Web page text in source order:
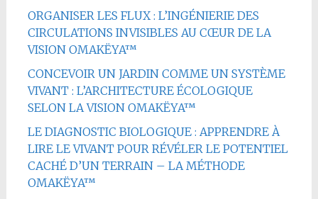
ORGANISER LES FLUX : L’INGÉNIERIE DES
CIRCULATIONS INVISIBLES AU CŒUR DE LA
VISION OMAKËYA™
CONCEVOIR UN JARDIN COMME UN SYSTÈME
VIVANT : L’ARCHITECTURE ÉCOLOGIQUE
SELON LA VISION OMAKËYA™
LE DIAGNOSTIC BIOLOGIQUE : APPRENDRE À
LIRE LE VIVANT POUR RÉVÉLER LE POTENTIEL
CACHÉ D’UN TERRAIN – LA MÉTHODE
OMAKËYA™